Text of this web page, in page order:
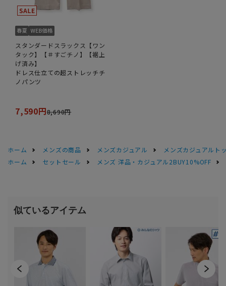
スタンダードスラックス【ワン
タック】【＃すごチノ】【裾上
げ済み】
ドレス仕立ての超ストレッチチ
ノパンツ
7,590円8,690円
ホーム メンズの商品 メンズカジュアル
メンズカジュアルト
ホーム
セットセール メンズ 洋品・カジュアル2BUY10%OFF